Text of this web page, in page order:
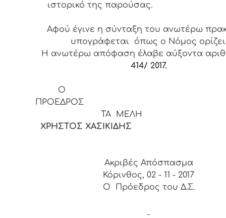
ιστορικό της παρούσας.
Αφού έγινε η σύνταξη του ανωτέρω
υπογράφεται όπως ο Νόμος
Η ανωτέρω απόφαση έλαβε αύξοντα
414/ 2017.
Ο
ΤΑ ΜΕΛΗ
ΧΡΗΣΤΟΣ ΧΑΣΙΚΙΔΗΣ
Ακριβές Απόσπασμα
Κόρινθος, 02 - 11 - 2017
Ο Πρόεδρος του Δ.Σ.